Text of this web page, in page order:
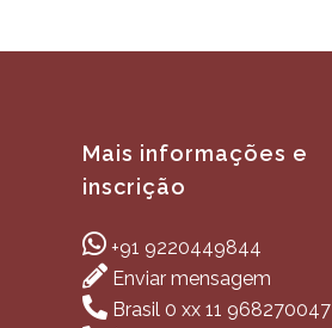
Mais informações e
inscrição
+91 9220449844
Enviar mensagem
Brasil 0 xx 11 968270047